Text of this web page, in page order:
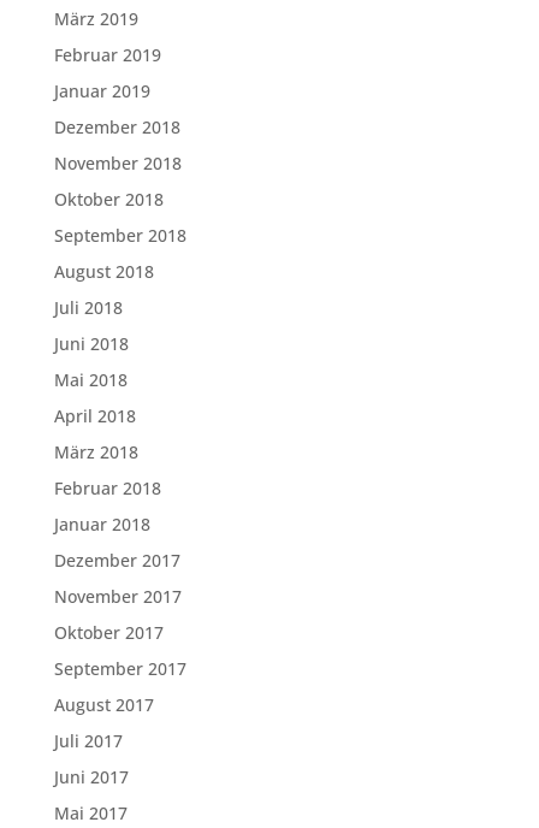
März 2019
Februar 2019
Januar 2019
Dezember 2018
November 2018
Oktober 2018
September 2018
August 2018
Juli 2018
Juni 2018
Mai 2018
April 2018
März 2018
Februar 2018
Januar 2018
Dezember 2017
November 2017
Oktober 2017
September 2017
August 2017
Juli 2017
Juni 2017
Mai 2017